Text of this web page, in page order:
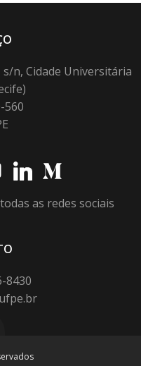
n, Cidade Universitária
560
as redes sociais
8430